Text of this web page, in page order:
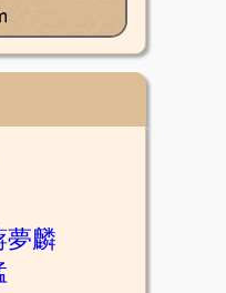
夢麟